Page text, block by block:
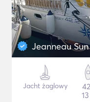
Jeanneau
Jacht żaglowy